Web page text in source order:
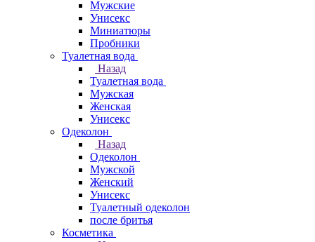
Мужские
Унисекс
Миниатюры
Пробники
Туалетная вода
Назад
Туалетная вода
Мужская
Женская
Унисекс
Одеколон
Назад
Одеколон
Мужской
Женский
Унисекс
Туалетный одеколон
после бритья
Косметика